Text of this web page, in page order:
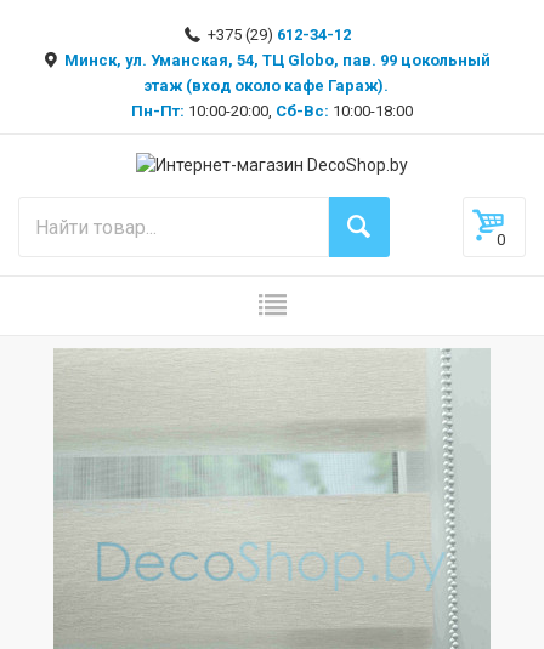
+375 (29) 612-34-12
Минск, ул. Уманская, 54, ТЦ Globo, пав. 99 цокольный
этаж (вход около кафе Гараж).
Пн-Пт: 10:00-20:00, Сб-Вс: 10:00-18:00
0